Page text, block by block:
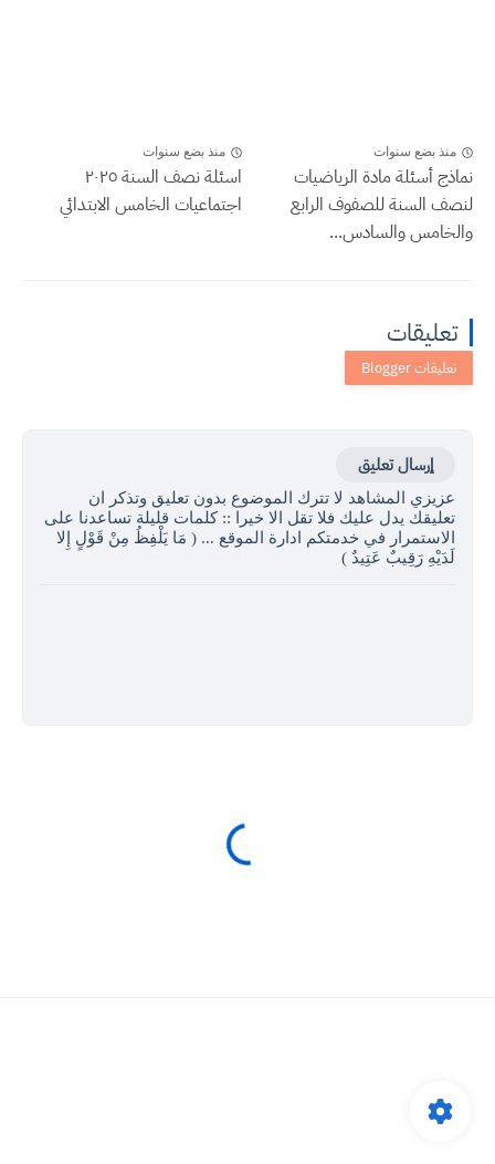
منذ بضع سنوات
نماذج أسئلة مادة الرياضيات
لنصف السنة للصفوف الرابع
والخامس والسادس...
منذ بضع سنوات
اسئلة نصف السنة ٢٠٢٥
اجتماعيات الخامس الابتدائي
تعليقات
إرسال تعليق
عزيزي المشاهد لا تترك الموضوع بدون تعليق وتذكر ان
تعليقك يدل عليك فلا تقل الا خيرا :: كلمات قليلة تساعدنا على
الاستمرار في خدمتكم ادارة الموقع ... ( مَا يَلْفِظُ مِنْ قَوْلٍ إِلا
لَدَيْهِ رَقِيبٌ عَتِيدٌ )